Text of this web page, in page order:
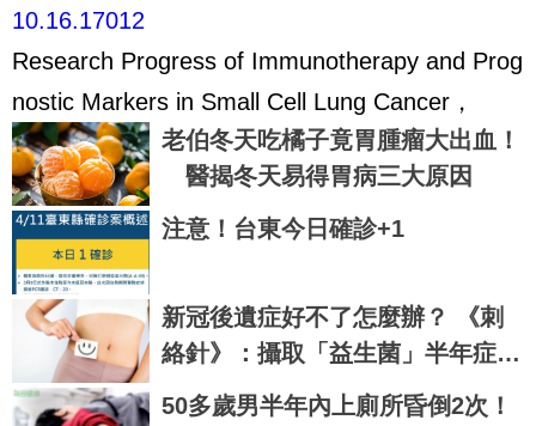
10.16.17012
Research Progress of Immunotherapy and Prog
nostic Markers in Small Cell Lung Cancer，
老伯冬天吃橘子竟胃腫瘤大出血！
醫揭冬天易得胃病三大原因
注意！台東今日確診+1
新冠後遺症好不了怎麼辦？ 《刺
絡針》：攝取「益生菌」半年症狀
有望緩解6成以上
50多歲男半年內上廁所昏倒2次！